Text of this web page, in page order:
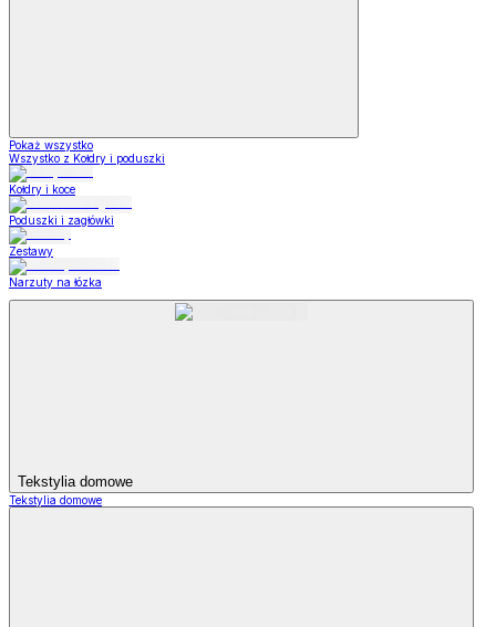
Pokaż wszystko
Wszystko z Kołdry i poduszki
Kołdry i koce
Poduszki i zagłówki
Zestawy
Narzuty na łózka
Tekstylia domowe
Tekstylia domowe